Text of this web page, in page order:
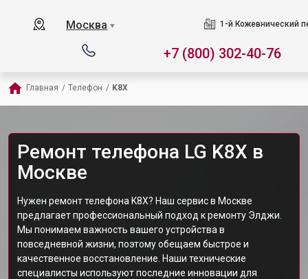
Москва ▼ 1-й Кожевнический
+7 (800) 302-40-76
Главная / Телефон / K8X
Ремонт телефона LG K8X в
Москве
Нужен ремонт телефона K8X? Наш сервис в Москве
предлагает профессиональный подход к ремонту Элджи.
Мы понимаем важность вашего устройства в
повседневной жизни, поэтому обещаем быстрое и
качественное восстановление. Наши технические
специалисты используют последние инновации для